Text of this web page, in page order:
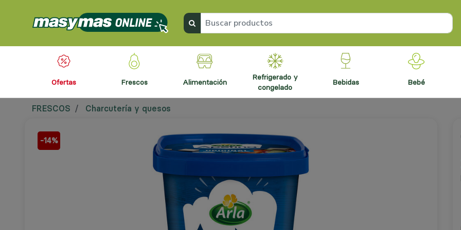
ofertas frescos alimentación
refrigerado y
congelado
bebidas bebé
FRESCOS Charcutería y quesos
-14%